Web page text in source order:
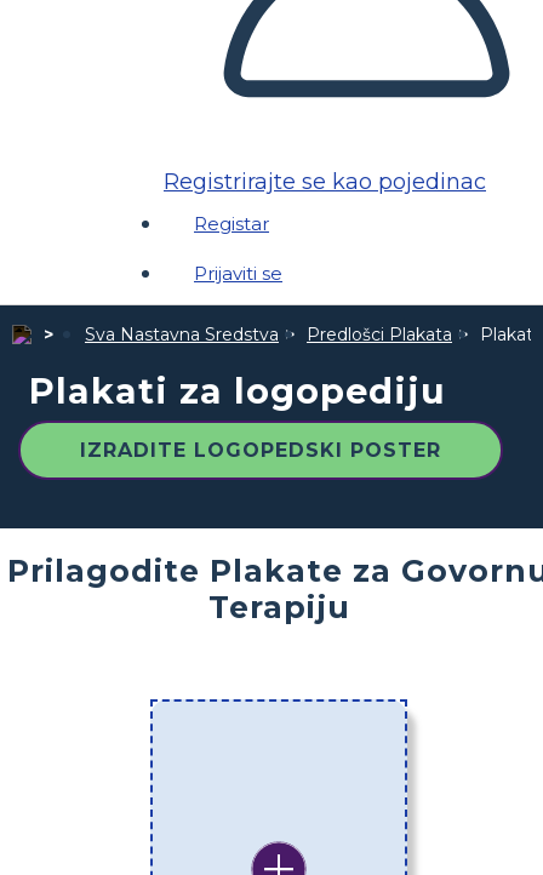
Registrirajte se kao pojedinac
Registar
Prijaviti se
Sva Nastavna Sredstva Predlošci Plakata
Plakati za logopediju
IZRADITE LOGOPEDSKI POSTER
Prilagodite Plakate za
Terapiju